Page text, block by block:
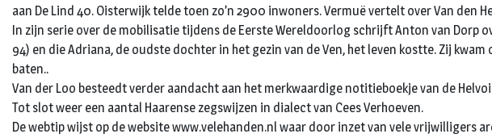
aan De Lind 40. Oisterwijk telde toen zo’n 2900 inwoners. Vermuë vertelt over Van
In zijn serie over de mobilisatie tijdens de Eerste Wereldoorlog schrijft Anton van Dorp
94) en die Adriana, de oudste dochter in het gezin van de Ven, het leven kostte. Zij
baten..
Van der Loo besteedt verder aandacht aan het merkwaardige notitieboekje van de
Tot slot weer een aantal Haarense zegswijzen in dialect van Cees Verhoeven.
De webtip wijst op de website www.velehanden.nl waar door inzet van vele vrijwilligers